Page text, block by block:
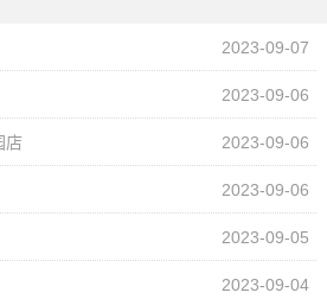
2023-09-07
2023-09-06
2023-09-06
店
2023-09-06
2023-09-05
2023-09-04